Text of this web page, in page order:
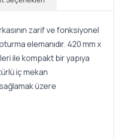
zarif ve fonksiyonel
elemanıdır. 420 mm x
ile kompakt bir yapıya
iç mekan
üzere